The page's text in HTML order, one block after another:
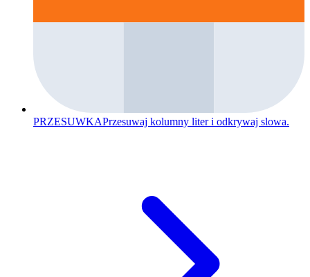
PRZESUWKAPrzesuwaj kolumny liter i odkrywaj slowa.